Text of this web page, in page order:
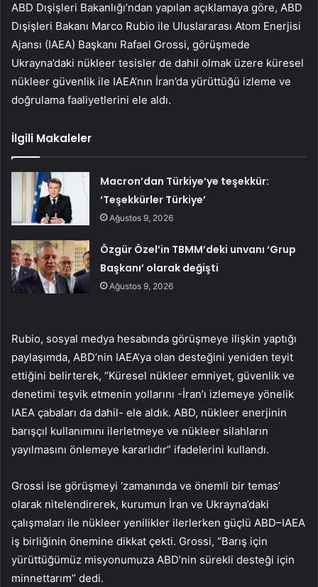
ABD Dışişleri Bakanlığı’ndan yapılan açıklamaya göre, ABD
Dışişleri Bakanı Marco Rubio ile Uluslararası Atom Enerjisi
Ajansı (IAEA) Başkanı Rafael Grossi, görüşmede
Ukrayna’daki nükleer tesisler de dahil olmak üzere küresel
nükleer güvenlik ile IAEA’nın İran’da yürüttüğü izleme ve
doğrulama faaliyetlerini ele aldı.
İlgili Makaleler
Macron’dan Türkiye’ye teşekkür:
‘Teşekkürler Türkiye’
Ağustos 9, 2026
Özgür Özel’in TBMM’deki unvanı ‘Grup
Başkanı’ olarak değişti
Ağustos 9, 2026
Rubio, sosyal medya hesabında görüşmeye ilişkin yaptığı
paylaşımda, ABD’nin IAEA’ya olan desteğini yeniden teyit
ettiğini belirterek, “Küresel nükleer emniyet, güvenlik ve
denetimi teşvik etmenin yollarını -İran’ı izlemeye yönelik
IAEA çabaları da dahil- ele aldık. ABD, nükleer enerjinin
barışçıl kullanımını ilerletmeye ve nükleer silahların
yayılmasını önlemeye kararlıdır” ifadelerini kullandı.
Grossi ise görüşmeyi ‘zamanında ve önemli bir temas’
olarak nitelendirerek, kurumun İran ve Ukrayna’daki
çalışmaları ile nükleer yenilikler ilerlerken güçlü ABD–IAEA
iş birliğinin önemine dikkat çekti. Grossi, “Barış için
yürüttüğümüz misyonumuza ABD’nin sürekli desteği için
minnettarım” dedi.